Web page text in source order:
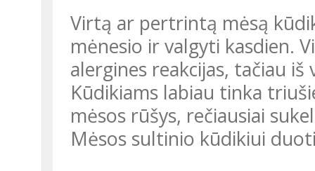
Virtą ar pertrintą mėsą
mėnesio ir valgyti kasdien.
alergines reakcijas, tačiau iš
Kūdikiams labiau tinka
mėsos rūšys, rečiausiai
Mėsos sultinio kūdikiui